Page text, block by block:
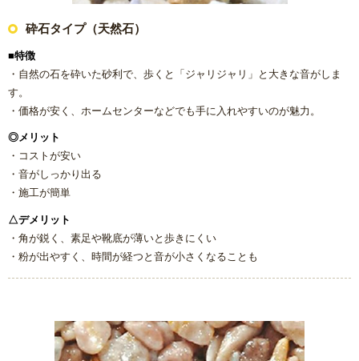
ビルトイン食洗機交換リフォーム
ガス給湯器
エコジョーズ
電気温水器
エコキュート
トイレ
浴室(風呂)
砕石タイプ（天然石）
■特徴
・自然の石を砕いた砂利で、歩くと「ジャリジャリ」と大きな音がしま
す。
・価格が安く、ホームセンターなどでも手に入れやすいのが魅力。
◎メリット
・コストが安い
・音がしっかり出る
・施工が簡単
△デメリット
・角が鋭く、素足や靴底が薄いと歩きにくい
・粉が出やすく、時間が経つと音が小さくなることも